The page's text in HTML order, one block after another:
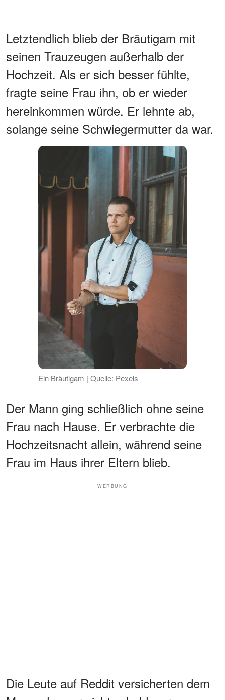
Letztendlich blieb der Bräutigam mit
seinen Trauzeugen außerhalb der
Hochzeit. Als er sich besser fühlte,
fragte seine Frau ihn, ob er wieder
hereinkommen würde. Er lehnte ab,
solange seine Schwiegermutter da war.
Ein Bräutigam | Quelle: Pexels
Der Mann ging schließlich ohne seine
Frau nach Hause. Er verbrachte die
Hochzeitsnacht allein, während seine
Frau im Haus ihrer Eltern blieb.
WERBUNG
Die Leute auf Reddit versicherten dem